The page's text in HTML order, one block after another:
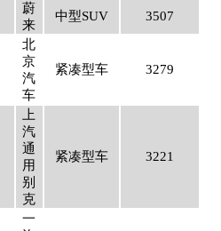
蔚
来
中型SUV 3507
北
京
汽
车
紧凑型车 3279
上
汽
通
用
别
克
紧凑型车 3221
一